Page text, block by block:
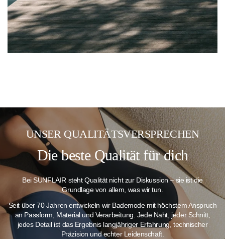
UNSER QUALITÄTSVERSPRECHEN
Die beste Qualität für dich
Bei SUNFLAIR steht Qualität nicht zur Diskussion – sie ist die
Grundlage von allem, was wir tun.
Seit über 70 Jahren entwickeln wir Bademode mit höchstem Anspruch
an Passform, Material und Verarbeitung. Jede Naht, jeder Schnitt,
jedes Detail ist das Ergebnis langjähriger Erfahrung, technischer
Präzision und echter Leidenschaft.